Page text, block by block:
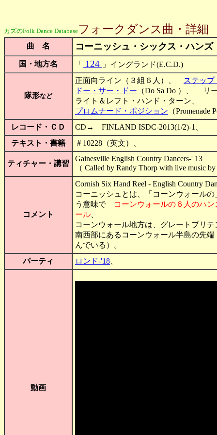
カズのFolk Dance Databaseフォークダンス曲・詳細
曲 名 コーニッシュ・シックス・ハンズ
国・地方名 「 124 」イングランド(E.C.D.)
隊形など
正面向ライン（３組６人）、
ステッ
ドー・サー・ドー （Do Sa Do ）、 リ
ライト＆レフト・ハンド・ターン
プロムナード・ポジション （
レコード・ＣＤ
CD→ FINLAND ISDC-2013(1/2)-1
テキスト・書籍
＃10228（英文）、
ティチャー・講習
Gainesville English Country Dancers-' 13
（ Called by Randy Thorp with live
コメント
Cornish Six Hand Reel - English Country
コーニッシュとは、「コーンウォールの
う意味で
コーンウォールの６人のハン
ール
コーンウォール地方は、グレートブリテ
南西部にあるコーンウォール半島の先
んでいる）。
パーティ
ロンド-'18
動画